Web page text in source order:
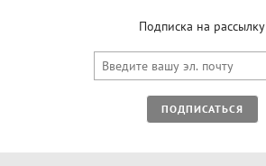
Подписка на рассылку
ПОДПИСАТЬСЯ